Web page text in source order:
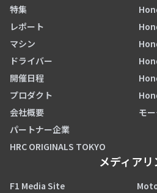
特集
レポート
マシン
ドライバー
開催日程
プロダクト
会社概要
パートナー企業
HRC ORIGINALS TOKYO
モ
メディアリ
F1 Media Site